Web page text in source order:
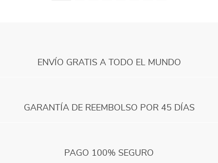
ENVÍO GRATIS A TODO EL MUNDO
GARANTÍA DE REEMBOLSO POR 45 DÍAS
PAGO 100% SEGURO